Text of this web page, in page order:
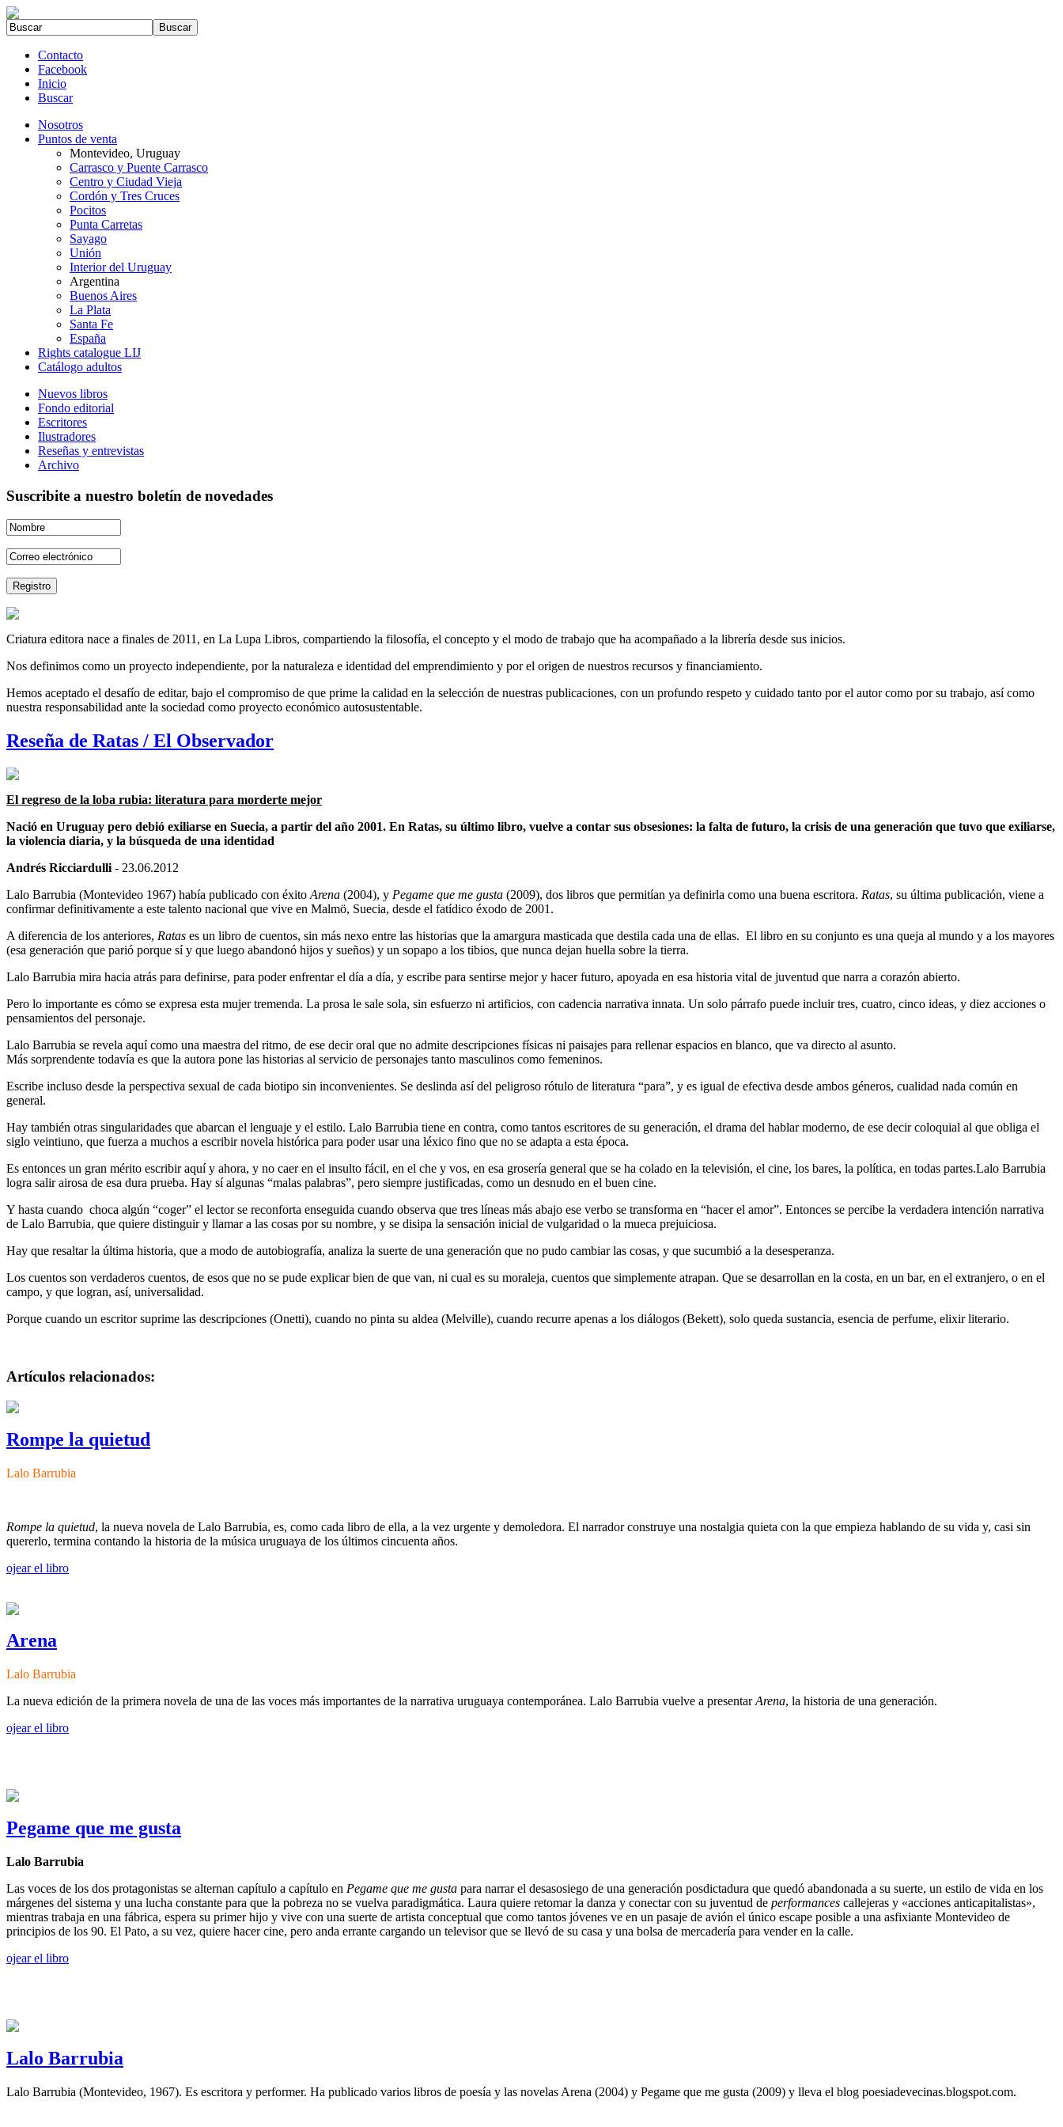
Contacto
Facebook
Inicio
Buscar
Nosotros
Puntos de venta
Montevideo, Uruguay
Carrasco y Puente Carrasco
Centro y Ciudad Vieja
Cordón y Tres Cruces
Pocitos
Punta Carretas
Sayago
Unión
Interior del Uruguay
Argentina
Buenos Aires
La Plata
Santa Fe
España
Rights catalogue LIJ
Catálogo adultos
Nuevos libros
Fondo editorial
Escritores
Ilustradores
Reseñas y entrevistas
Archivo
Suscribite a nuestro boletín de novedades
Criatura editora nace a finales de 2011, en La Lupa Libros, compartiendo la filosofía, el concepto y el modo de trabajo que ha acompañado a la librería desde sus inicios.
Nos definimos como un proyecto independiente, por la naturaleza e identidad del emprendimiento y por el origen de nuestros recursos y financiamiento.
Hemos aceptado el desafío de editar, bajo el compromiso de que prime la calidad en la selección de nuestras publicaciones, con un profundo respeto y cuidado tanto por el autor como por su trabajo, así como
nuestra responsabilidad ante la sociedad como proyecto económico autosustentable.
Reseña de Ratas / El Observador
El regreso de la loba rubia: literatura para morderte mejor
Nació en Uruguay pero debió exiliarse en Suecia, a partir del año 2001. En Ratas, su último libro, vuelve a contar sus obsesiones: la falta de futuro, la crisis de una generación que tuvo que exiliarse,
la violencia diaria, y la búsqueda de una identidad
Andrés Ricciardulli - 23.06.2012
Lalo Barrubia (Montevideo 1967) había publicado con éxito Arena (2004), y Pegame que me gusta (2009), dos libros que permitían ya definirla como una buena escritora. Ratas, su última publicación, viene a
confirmar definitivamente a este talento nacional que vive en Malmö, Suecia, desde el fatídico éxodo de 2001.
A diferencia de los anteriores, Ratas es un libro de cuentos, sin más nexo entre las historias que la amargura masticada que destila cada una de ellas. El libro en su conjunto es una queja al mundo y a los mayores
(esa generación que parió porque sí y que luego abandonó hijos y sueños) y un sopapo a los tibios, que nunca dejan huella sobre la tierra.
Lalo Barrubia mira hacia atrás para definirse, para poder enfrentar el día a día, y escribe para sentirse mejor y hacer futuro, apoyada en esa historia vital de juventud que narra a corazón abierto.
Pero lo importante es cómo se expresa esta mujer tremenda. La prosa le sale sola, sin esfuerzo ni artificios, con cadencia narrativa innata. Un solo párrafo puede incluir tres, cuatro, cinco ideas, y diez acciones o
pensamientos del personaje.
Lalo Barrubia se revela aquí como una maestra del ritmo, de ese decir oral que no admite descripciones físicas ni paisajes para rellenar espacios en blanco, que va directo al asunto.
Más sorprendente todavía es que la autora pone las historias al servicio de personajes tanto masculinos como femeninos.
Escribe incluso desde la perspectiva sexual de cada biotipo sin inconvenientes. Se deslinda así del peligroso rótulo de literatura “para”, y es igual de efectiva desde ambos géneros, cualidad nada común en
general.
Hay también otras singularidades que abarcan el lenguaje y el estilo. Lalo Barrubia tiene en contra, como tantos escritores de su generación, el drama del hablar moderno, de ese decir coloquial al que obliga el
siglo veintiuno, que fuerza a muchos a escribir novela histórica para poder usar una léxico fino que no se adapta a esta época.
Es entonces un gran mérito escribir aquí y ahora, y no caer en el insulto fácil, en el che y vos, en esa grosería general que se ha colado en la televisión, el cine, los bares, la política, en todas partes.Lalo Barrubia
logra salir airosa de esa dura prueba. Hay sí algunas “malas palabras”, pero siempre justificadas, como un desnudo en el buen cine.
Y hasta cuando choca algún “coger” el lector se reconforta enseguida cuando observa que tres líneas más abajo ese verbo se transforma en “hacer el amor”. Entonces se percibe la verdadera intención narrativa
de Lalo Barrubia, que quiere distinguir y llamar a las cosas por su nombre, y se disipa la sensación inicial de vulgaridad o la mueca prejuiciosa.
Hay que resaltar la última historia, que a modo de autobiografía, analiza la suerte de una generación que no pudo cambiar las cosas, y que sucumbió a la desesperanza.
Los cuentos son verdaderos cuentos, de esos que no se pude explicar bien de que van, ni cual es su moraleja, cuentos que simplemente atrapan. Que se desarrollan en la costa, en un bar, en el extranjero, o en el
campo, y que logran, así, universalidad.
Porque cuando un escritor suprime las descripciones (Onetti), cuando no pinta su aldea (Melville), cuando recurre apenas a los diálogos (Bekett), solo queda sustancia, esencia de perfume, elixir literario.
Artículos relacionados:
Rompe la quietud
Lalo Barrubia
Rompe la quietud, la nueva novela de Lalo Barrubia, es, como cada libro de ella, a la vez urgente y demoledora. El narrador construye una nostalgia quieta con la que empieza hablando de su vida y, casi sin
quererlo, termina contando la historia de la música uruguaya de los últimos cincuenta años.
ojear el libro
Arena
Lalo Barrubia
La nueva edición de la primera novela de una de las voces más importantes de la narrativa uruguaya contemporánea. Lalo Barrubia vuelve a presentarArena, la historia de una generación.
ojear el libro
Pegame que me gusta
Lalo Barrubia
Las voces de los dos protagonistas se alternan capítulo a capítulo en Pegame que me gusta para narrar el desasosiego de una generación posdictadura que quedó abandonada a su suerte, un estilo de vida en los
márgenes del sistema y una lucha constante para que la pobreza no se vuelva paradigmática. Laura quiere retomar la danza y conectar con su juventud de performances callejeras y «acciones anticapitalistas»,
mientras trabaja en una fábrica, espera su primer hijo y vive con una suerte de artista conceptual que como tantos jóvenes ve en un pasaje de avión el único escape posible a una asfixiante Montevideo de
principios de los 90. El Pato, a su vez, quiere hacer cine, pero anda errante cargando un televisor que se llevó de su casa y una bolsa de mercadería para vender en la calle.
ojear el libro
Lalo Barrubia
Lalo Barrubia (Montevideo, 1967). Es escritora y performer. Ha publicado varios libros de poesía y las novelas Arena (2004) y Pegame que me gusta (2009) y lleva el blog poesiadevecinas.blogspot.com.